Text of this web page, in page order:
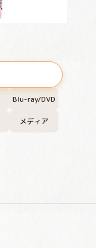
Blu-ray/DVD
メディア